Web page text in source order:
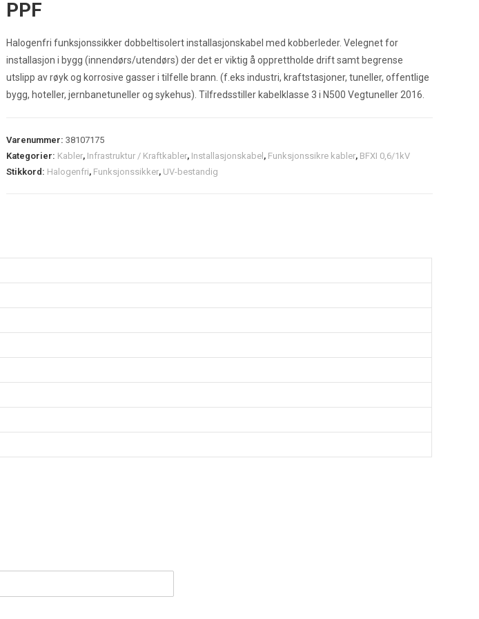
PPF
Halogenfri funksjonssikker dobbeltisolert installasjonskabel med kobberleder. Velegnet for
installasjon i bygg (innendørs/utendørs) der det er viktig å opprettholde drift samt begrense
utslipp av røyk og korrosive gasser i tilfelle brann. (f.eks industri, kraftstasjoner, tuneller, offentlige
bygg, hoteller, jernbanetuneller og sykehus). Tilfredsstiller kabelklasse 3 i N500 Vegtuneller 2016.
Varenummer: 38107175
Kategorier: Kabler, Infrastruktur / Kraftkabler, Installasjonskabel , Funksjonssikre kabler, BFXI 0,6/1kV
Stikkord: Halogenfri, Funksjonssikker, UV-bestandig